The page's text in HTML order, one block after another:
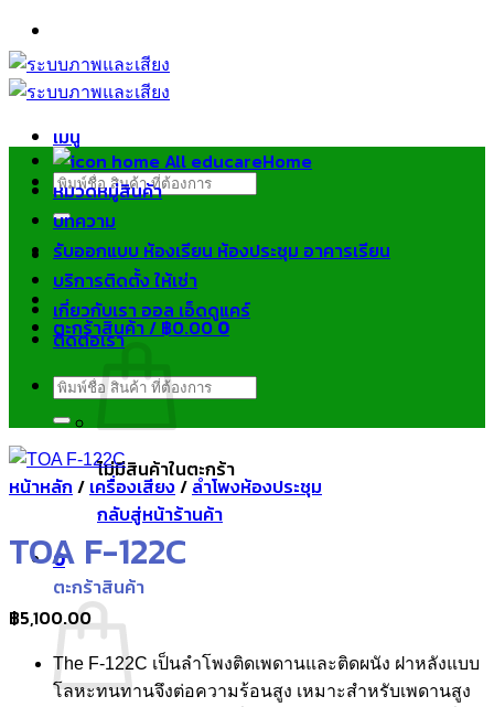
ข้าม
ไป
ยัง
เมนู
ค้นหา:
ตะกร้าสินค้า /฿0.000
ไม่มีสินค้าในตะกร้า
กลับสู่หน้าร้านค้า
0
ตะกร้าสินค้า
Home
หมวดหมู่สินค้า
บทความ
รับออกแบบ ห้องเรียน ห้องประชุม อาคารเรียน
บริการติดตั้ง ให้เช่า
เกี่ยวกับเรา ออล เอ็ดดูแคร์
ติดต่อเรา
ค้นหา:
หน้าหลัก / เครื่องเสียง/ ลำโพงห้องประชุม
TOA F-122C
฿5,100.00
The F-122C เป็นลำโพงติดเพดานและติดผนัง ฝาหลังแบบ
โลหะทนทานจึงต่อความร้อนสูง เหมาะสำหรับเพดานสูง